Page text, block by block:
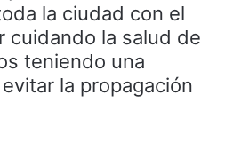
la ciudad con el
cuidando la salud de
teniendo una
la propagación